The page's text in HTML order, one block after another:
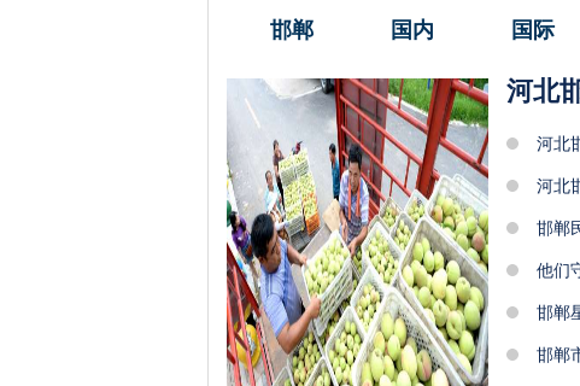
邯郸 国内 国际
河北
河北
河北
邯郸
他们
邯郸
邯郸